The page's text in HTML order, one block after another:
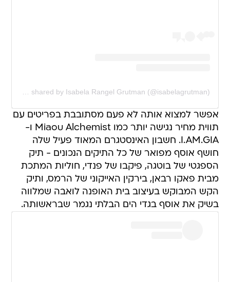
A post shared by Isabela Rangel Grutman (@isabelagrutman)
אפשר למצוא אותה לא פעם מסתובבת בפריטים עם
תווית מחיר נגישה יותר כמו Miaou Alchemist ו-
I.AM.GIA. חשבון האינסטגרם המאוד פעיל שלה
חושף אוסף מפואר של כל התיקים הנכונים - תיק
הספגטי של בוטגה, פיקבו של פנדי, חוליות המתכת
מבית פאקו רבאן, בירקין האייקוני של הרמס, ותיק
הקש המבוקש בעיצוב בית האופנה לואבה שמלווה
בשיק את אוסף בגדי הים הבלתי נגמר שבראשותה.